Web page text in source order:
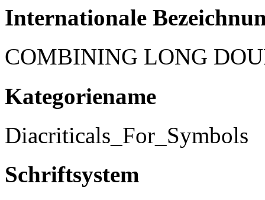
Internationale
COMBINING LONG
Kategoriename
Diacriticals_For_Symbols
Schriftsystem